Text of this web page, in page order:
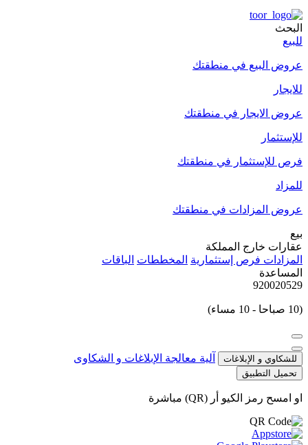
البحث
للبيع
عروض البيع في منطقتك
للايجار
عروض الايجار في منطقتك
للإستثمار
فرص للإستثمار في منطقتك
للمزاد
عروض المزادات في منطقتك
بيع
عقارات خارج المملكة
المزادات فرص إستثمارية المخططات الباقات
المساعدة
920020529
(10 صباحا - 10 مساء)
للشكاوي و الإبلاغات آلية معالجة الإبلاغات و الشكاوى
تحميل التطبيق
او امسح رمز الكيو أر (QR) مباشرة